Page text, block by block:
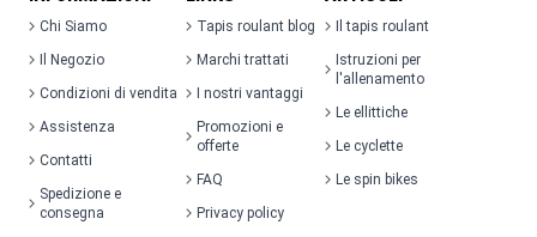
Chi Siamo
Il Negozio
Condizioni di vendita
Assistenza
Contatti
Spedizione e
consegna
Tapis roulant blog
Marchi trattati
I nostri vantaggi
Promozioni e
offerte
FAQ
Privacy policy
Il tapis roulant
Istruzioni per
l'allenamento
Le ellittiche
Le cyclette
Le spin bikes